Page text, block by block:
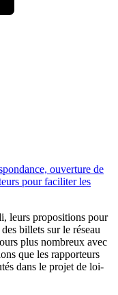
ouverture de
pour faciliter les
leurs propositions pour
billets sur le réseau
plus nombreux avec
que les rapporteurs
dans le projet de loi-